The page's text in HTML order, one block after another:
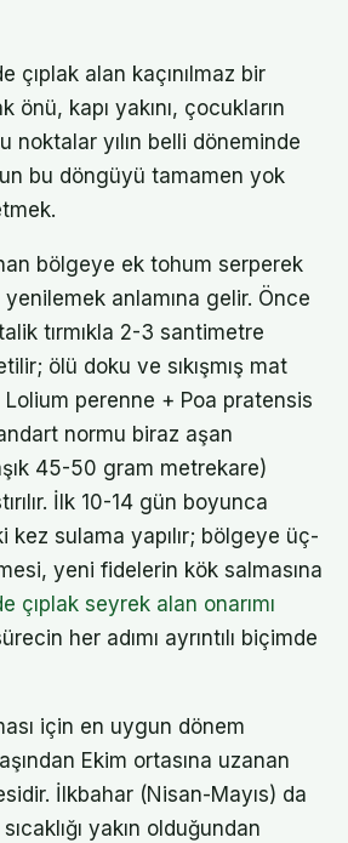
çıplak alan kaçınılmaz bir
önü, kapı yakını, çocukların
yılın belli döneminde
bu döngüyü tamamen yok
bölgeye ek tohum serperek
anlamına gelir. Önce
tırmıkla 2-3 santimetre
ölü doku ve sıkışmış mat
Lolium perenne + Poa pratensis
normu biraz aşan
45-50 gram metrekare)
İlk 10-14 gün boyunca
kez sulama yapılır; bölgeye üç-
yeni fidelerin kök salmasına
çıplak seyrek alan onarımı
her adımı ayrıntılı biçimde
için en uygun dönem
Ekim ortasına uzanan
İlkbahar (Nisan-Mayıs) da
yakın olduğundan